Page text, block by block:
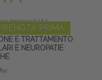
PRIMA
E TRATTAMENTO
E NEUROPATIE